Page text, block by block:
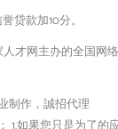
贷款加10分。
人才网主办的全国网
制作，誠招代理